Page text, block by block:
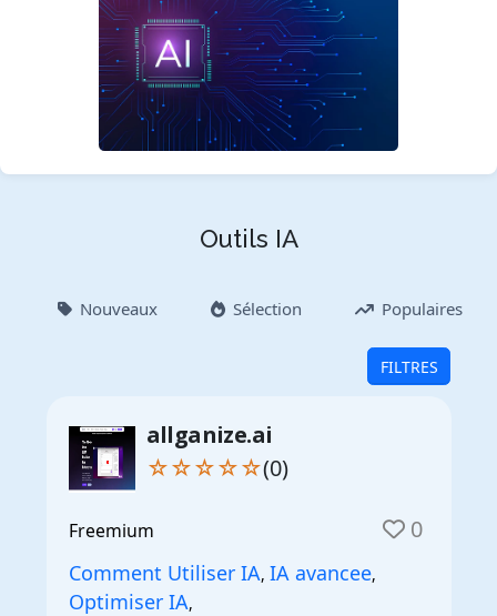
Outils IA
Nouveaux Sélection Populaires
FILTRES
allganize.ai
☆☆☆☆☆(0)
Freemium 0
Comment Utiliser IA, IA avancee,
Optimiser IA,